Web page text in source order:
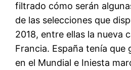
filtrado cómo serán
de las selecciones que
2018, entre ellas la nueva
Francia. España tenía que
en el Mundial e Iniesta